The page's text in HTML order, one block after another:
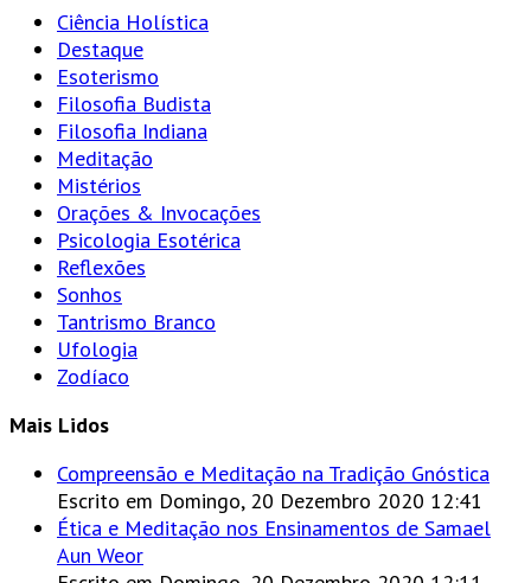
Ciência Holística
Destaque
Esoterismo
Filosofia Budista
Filosofia Indiana
Meditação
Mistérios
Orações & Invocações
Psicologia Esotérica
Reflexões
Sonhos
Tantrismo Branco
Ufologia
Zodíaco
Mais Lidos
Compreensão e Meditação na Tradição Gnóstica
Escrito em Domingo, 20 Dezembro 2020 12:41
Ética e Meditação nos Ensinamentos de Samael
Aun Weor